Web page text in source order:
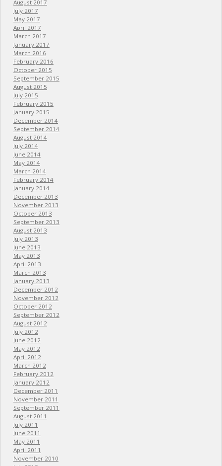
August 2017
July 2017
May 2017
April 2017
March 2017
January 2017
March 2016
February 2016
October 2015
September 2015
August 2015
July 2015
February 2015
January 2015
December 2014
September 2014
August 2014
July 2014
June 2014
May 2014
March 2014
February 2014
January 2014
December 2013
November 2013
October 2013
September 2013
August 2013
July 2013
June 2013
May 2013
April 2013
March 2013
January 2013
December 2012
November 2012
October 2012
September 2012
August 2012
July 2012
June 2012
May 2012
April 2012
March 2012
February 2012
January 2012
December 2011
November 2011
September 2011
August 2011
July 2011
June 2011
May 2011
April 2011
November 2010